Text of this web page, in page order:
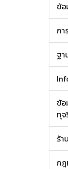
ข้
กา
ฐา
ข้
ทุ
ร้า
กฎ